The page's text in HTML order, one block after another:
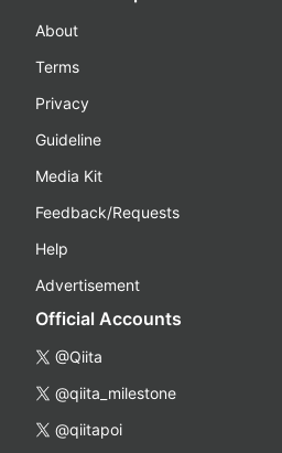
About
Terms
Privacy
Guideline
Media Kit
Feedback/Requests
Help
Advertisement
Official Accounts
@Qiita
@qiita_milestone
@qiitapoi